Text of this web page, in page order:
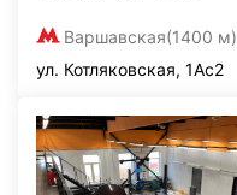
Варшавская(1400 м)
ул. Котляковская, 1Ас2